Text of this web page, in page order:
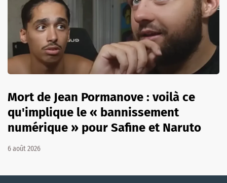
Mort de Jean Pormanove : voilà ce
qu'implique le « bannissement
numérique » pour Safine et Naruto
6 août 2026